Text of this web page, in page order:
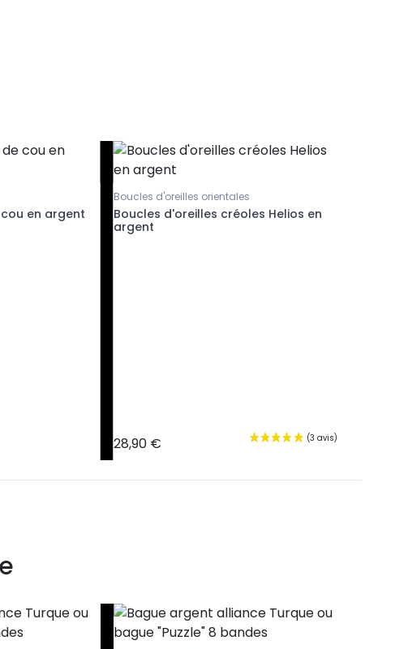
en argent
Boucles d'oreilles orientales
Boucles d'oreilles créoles Helios en
argent
28,90 €